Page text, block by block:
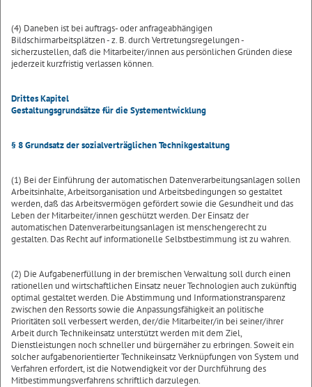
(4) Daneben ist bei auftrags- oder anfrageabhängigen
Bildschirmarbeitsplätzen - z. B. durch Vertretungsregelungen -
sicherzustellen, daß die Mitarbeiter/innen aus persönlichen Gründen diese
jederzeit kurzfristig verlassen können.
Drittes Kapitel
Gestaltungsgrundsätze für die Systementwicklung
§ 8 Grundsatz der sozialverträglichen Technikgestaltung
(1) Bei der Einführung der automatischen Datenverarbeitungsanlagen sollen
Arbeitsinhalte, Arbeitsorganisation und Arbeitsbedingungen so gestaltet
werden, daß das Arbeitsvermögen gefördert sowie die Gesundheit und das
Leben der Mitarbeiter/innen geschützt werden. Der Einsatz der
automatischen Datenverarbeitungsanlagen ist menschengerecht zu
gestalten. Das Recht auf informationelle Selbstbestimmung ist zu wahren.
(2) Die Aufgabenerfüllung in der bremischen Verwaltung soll durch einen
rationellen und wirtschaftlichen Einsatz neuer Technologien auch zukünftig
optimal gestaltet werden. Die Abstimmung und Informationstransparenz
zwischen den Ressorts sowie die Anpassungsfähigkeit an politische
Prioritäten soll verbessert werden, der/die Mitarbeiter/in bei seiner/ihrer
Arbeit durch Technikeinsatz unterstützt werden mit dem Ziel,
Dienstleistungen noch schneller und bürgernäher zu erbringen. Soweit ein
solcher aufgabenorientierter Technikeinsatz Verknüpfungen von System und
Verfahren erfordert, ist die Notwendigkeit vor der Durchführung des
Mitbestimmungsverfahrens schriftlich darzulegen.